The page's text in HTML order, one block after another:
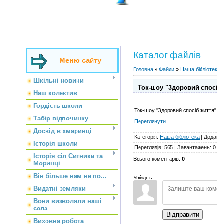
Меню сайту
Шкільні новини
Наш колектив
Гордість школи
Табір відпочинку
Досвід в хмаринці
Історія школи
Історія сіл Ситники та
Моринці
Він більше нам не по...
Видатні земляки
Вони визволяли наші
села
Виховна робота
Каталог файлів
Головна » Файли » Наша
Ток-шоу "Здоровий
Ток-шоу "Здоровий спосіб життя"
Переглянути
Категорія: Наша бібліотека |
Переглядів: 565 | Завантажень: 0
Всього коментарів: 0
Увійдіть:
Відправити